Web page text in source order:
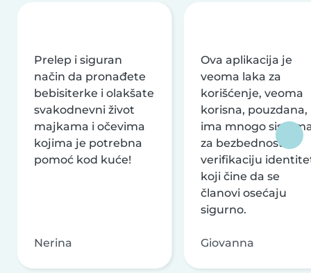
Prelep i siguran
način da pronađete
bebisiterke i olakšate
svakodnevni život
majkama i očevima
kojima je potrebna
pomoć kod kuće!
Nerina
Ova aplikacija je
veoma laka za
korišćenje, veoma
korisna, pouzdana,
ima mnogo
za bezbednost i
verifikaciju
koji čine da se
članovi osećaju
sigurno.
Giovanna